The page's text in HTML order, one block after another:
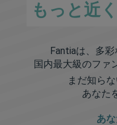
もっと近
Fantiaは、多
国内最大級のファ
まだ知ら
あなた
あな